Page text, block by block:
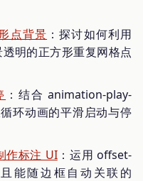
点背景 ：探讨如何利用
明的正方形重复网格点
：结合 animation-play-
环动画的平滑启动与停
作标注 UI：运用 offset-
能随边框自动关联的